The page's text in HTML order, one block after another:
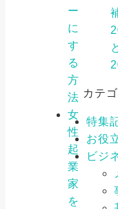
ー
に
す
る
方
法
女
性
起
業
家
を
カテ
特集
お役
ビジ